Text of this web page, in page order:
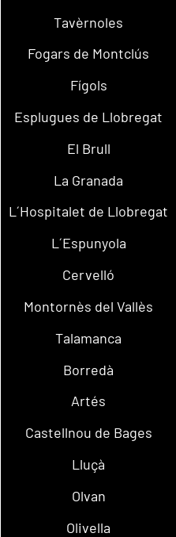
Tavèrnoles
Fogars de Montclús
Fígols
Esplugues de Llobregat
El Brull
La Granada
L´Hospitalet de Llobregat
L´Espunyola
Cervelló
Montornès del Vallès
Talamanca
Borredà
Artés
Castellnou de Bages
Lluçà
Olvan
Olivella